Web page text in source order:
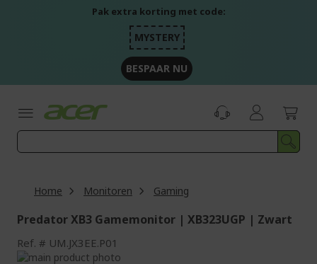
Pak extra korting met code:
MYSTERY
BESPAAR NU
Home Monitoren Gaming
Predator XB3 Gamemonitor | XB323UGP | Zwart
Ref. UM.JX3EE.P01
Ga